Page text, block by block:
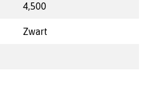
4,500
Zwart